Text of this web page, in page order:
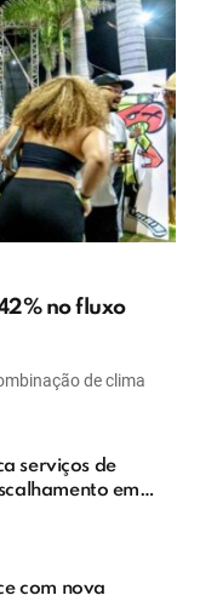
no fluxo
de clima
serviços de
em
com nova